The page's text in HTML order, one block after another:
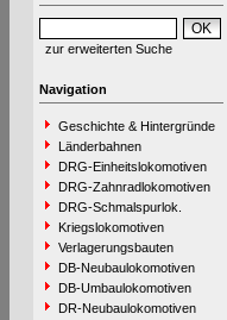
zur erweiterten Suche
Navigation
Geschichte & Hintergründe
Länderbahnen
DRG-Einheitslokomotiven
DRG-Zahnradlokomotiven
DRG-Schmalspurlok.
Kriegslokomotiven
Verlagerungsbauten
DB-Neubaulokomotiven
DB-Umbaulokomotiven
DR-Neubaulokomotiven